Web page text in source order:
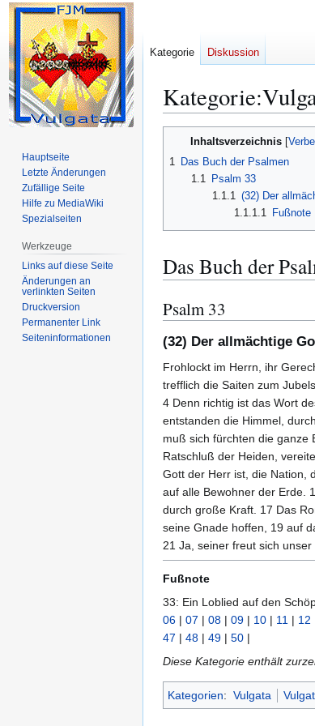
Kategorie:
Inhaltsverzeichnis
1 Das Buch der Psalmen
1.1
Psalm 33
1.1.1 (32) Der
1.1.1.1
Fußnote
Das Buch der
Psalm 33
(32) Der allmächtige
Frohlockt im Herrn, ihr
trefflich die Saiten zum
4 Denn richtig ist das Wort
entstanden die Himmel,
muß sich fürchten die ganze
Ratschluß der Heiden,
Gott der Herr ist, die Nation,
auf alle Bewohner der Erde.
durch große Kraft. 17 Das
seine Gnade hoffen, 19 auf
21 Ja, seiner freut sich
Fußnote
33: Ein Loblied auf den
06 | 07 | 08 | 09 | 10 | 11 | 12
47 | 48 | 49 | 50 |
Diese Kategorie enthält
Kategorien: Vulgata
Kategorie Diskussion
Hauptseite
Letzte Änderungen
Zufällige Seite
Hilfe zu MediaWiki
Spezialseiten
Werkzeuge
Links auf diese Seite
Änderungen an
verlinkten Seiten
Druckversion
Permanenter Link
Seiten­­informationen